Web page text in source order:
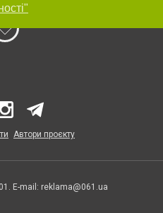
Автори проєкту
E-mail: reklama@061.ua